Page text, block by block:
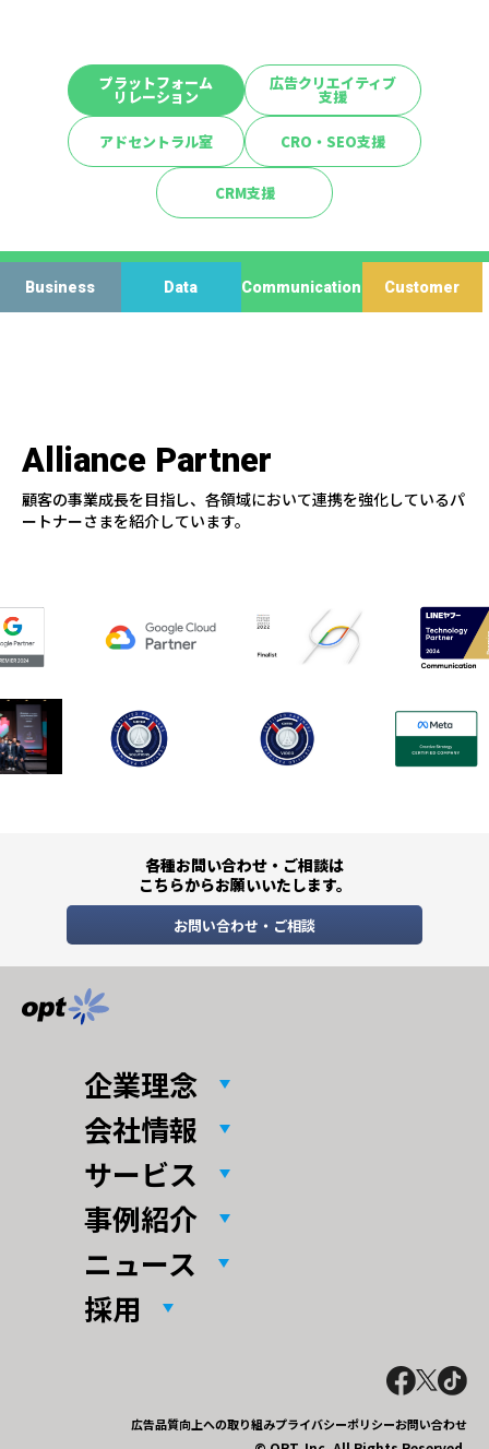
プラットフォーム
リレーション
広告クリエイティブ
支援
アドセントラル室 CRO・SEO支援
CRM支援
Business Data Communication Customer
Alliance Partner
顧客の事業成長を目指し、各領域において連携を強化しているパ
ートナーさまを紹介しています。
各種お問い合わせ・ご相談は
こちらからお願いいたします。
お問い合わせ・ご相談
企業理念
会社情報
サービス
事例紹介
ニュース
採用
広告品質向上への取り組みプライバシーポリシーお問い合わせ